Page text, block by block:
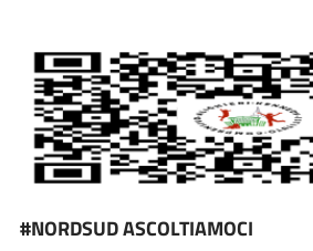
#NORDSUD ASCOLTIAMOCI